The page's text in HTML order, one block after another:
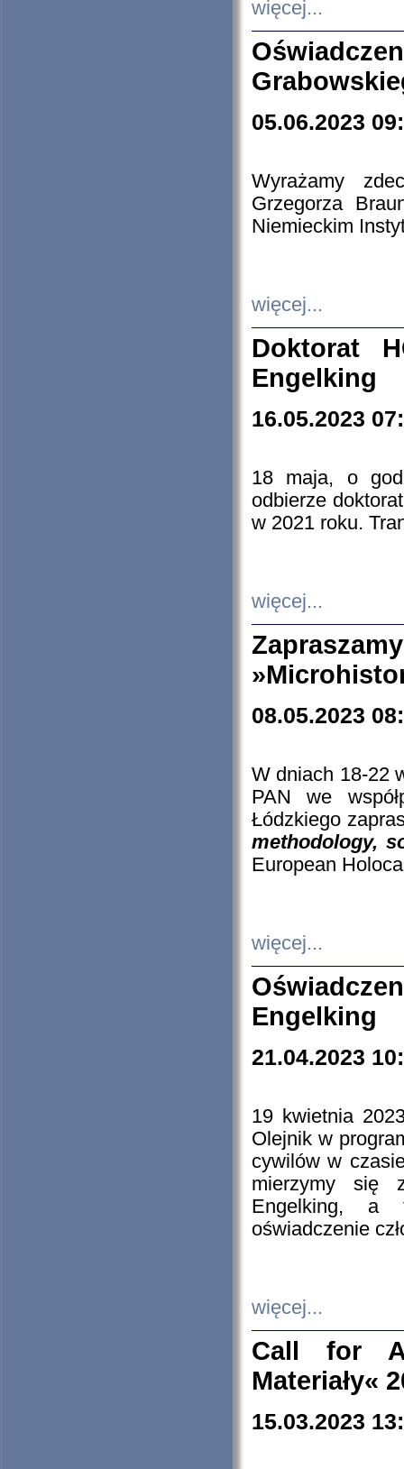
więcej...
05.06.2023
Wyrażamy
Grzegorza
Niemieckim
więcej...
Doktorat
Engelking
16.05.2023
18 maja, o
odbierze
w 2021 roku.
więcej...
08.05.2023
W dniach 18-22
PAN we
Łódzkiego
methodology,
European
więcej...
Engelking
21.04.2023
19 kwietnia
Olejnik w
cywilów w
mierzymy się
Engelking, a
oświadczenie
więcej...
Call for
Materiały«
15.03.2023